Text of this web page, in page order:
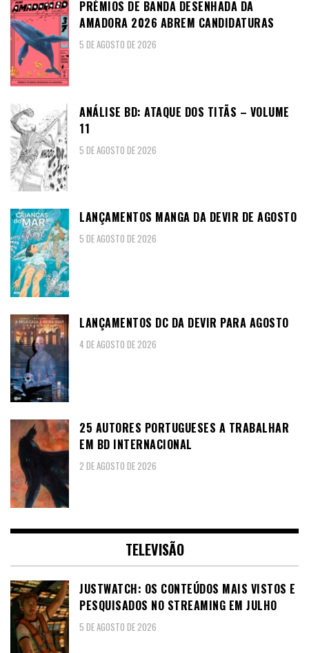
PRÉMIOS DE BANDA DESENHADA DA
AMADORA 2026 ABREM CANDIDATURAS
5 DE AGOSTO DE 2026
ANÁLISE BD: ATAQUE DOS TITÃS – VOLUME
11
5 DE AGOSTO DE 2026
LANÇAMENTOS MANGA DA DEVIR DE AGOSTO
5 DE AGOSTO DE 2026
LANÇAMENTOS DC DA DEVIR PARA AGOSTO
4 DE AGOSTO DE 2026
25 AUTORES PORTUGUESES A TRABALHAR
EM BD INTERNACIONAL
2 DE AGOSTO DE 2026
TELEVISÃO
JUSTWATCH: OS CONTEÚDOS MAIS VISTOS E
PESQUISADOS NO STREAMING EM JULHO
5 DE AGOSTO DE 2026